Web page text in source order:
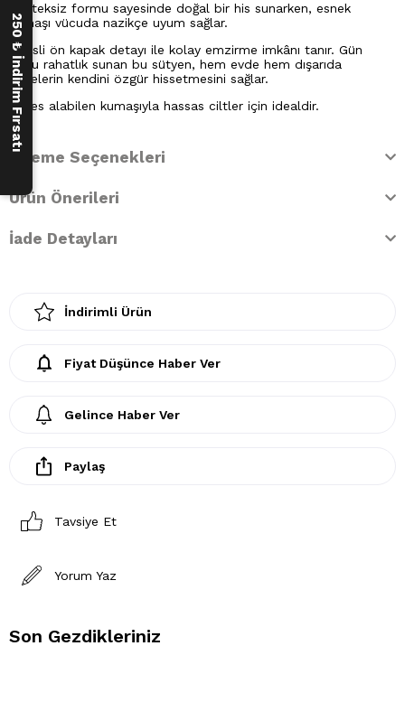
Desteksiz formu sayesinde doğal bir his sunarken, esnek
kumaşı vücuda nazikçe uyum sağlar.
Klipsli ön kapak detayı ile kolay emzirme imkânı tanır. Gün
boyu rahatlık sunan bu sütyen, hem evde hem dışarıda
annelerin kendini özgür hissetmesini sağlar.
Nefes alabilen kumaşıyla hassas ciltler için idealdir.
Ödeme Seçenekleri
Ürün Önerileri
İade Detayları
İndirimli Ürün
Fiyat Düşünce Haber Ver
Gelince Haber Ver
Paylaş
Tavsiye Et
Yorum Yaz
Son Gezdikleriniz
250 ₺ İndirim Fırsatı